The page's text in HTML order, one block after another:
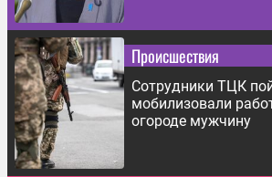
Происшествия
Сотрудники ТЦК
мобилизовали
огороде мужчину